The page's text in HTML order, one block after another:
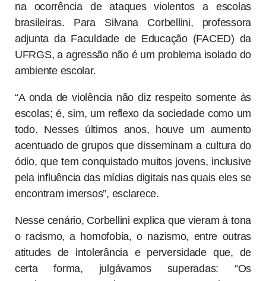
na ocorrência de ataques violentos a escolas
brasileiras. Para Silvana Corbellini, professora
adjunta da Faculdade de Educação (FACED) da
UFRGS, a agressão não é um problema isolado do
ambiente escolar.
“A onda de violência não diz respeito somente às
escolas; é, sim, um reflexo da sociedade como um
todo. Nesses últimos anos, houve um aumento
acentuado de grupos que disseminam a cultura do
ódio, que tem conquistado muitos jovens, inclusive
pela influência das mídias digitais nas quais eles se
encontram imersos”, esclarece.
Nesse cenário, Corbellini explica que vieram à tona
o racismo, a homofobia, o nazismo, entre outras
atitudes de intolerância e perversidade que, de
certa forma, julgávamos superadas: “Os